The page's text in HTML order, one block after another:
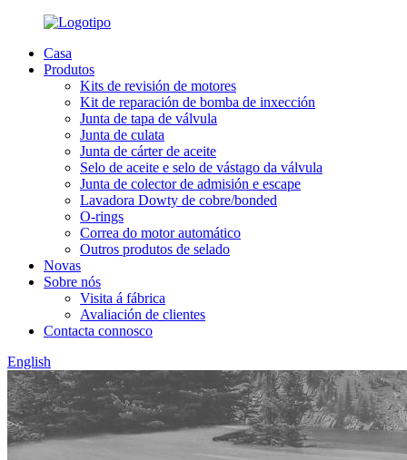
Casa
Produtos
Kits de revisión de motores
Kit de reparación de bomba de inxección
Junta de tapa de válvula
Junta de culata
Junta de cárter de aceite
Selo de aceite e selo de vástago da válvula
Junta de colector de admisión e escape
Lavadora Dowty de cobre/bonded
O-rings
Correa do motor automático
Outros produtos de selado
Novas
Sobre nós
Visita á fábrica
Avaliación de clientes
Contacta connosco
English